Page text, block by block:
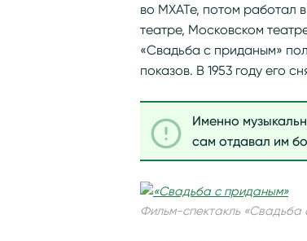
во МХАТе, потом работал
театре, Московском
«Свадьба с приданым»
показов. В 1953 году его
Именно
сам отдавал им
Фильм-спектакль